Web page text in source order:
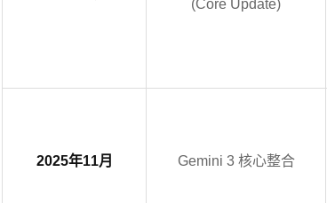
(Core Update)
2025年11月 Gemini 3 核心整合